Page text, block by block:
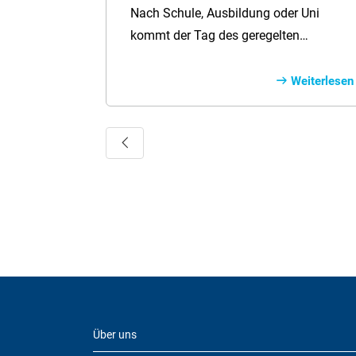
Nach Schule, Ausbildung oder Uni
kommt der Tag des geregelten
der Arbeitsmarkt einen hohen Grad an
Flexibilität, vor allem was den Arbeitsort
betrifft. Damit beginnt ein langer
Weiterlesen
Über uns